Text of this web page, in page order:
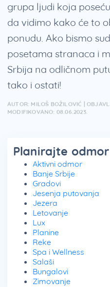
grupa ljudi koja
da vidimo kako će to
ponudu. Ako bismo
posetama stranaca i
Srbija na odličnom
tako i ostati!
AUTOR: MILOŠ BOŽILOVIĆ |
MODIFIKOVANO: 08.06.2023.
Planirajte odmor
Aktivni odmor
Banje Srbije
Gradovi
Jesenja putovanja
Jezera
Letovanje
Lux
Planine
Reke
Spa i Wellness
Salaši
Bungalovi
Zimovanje